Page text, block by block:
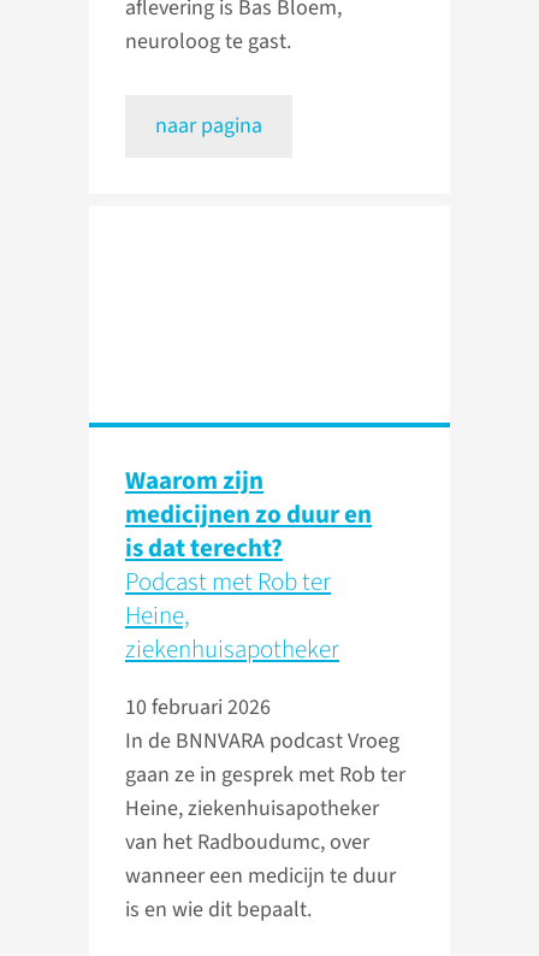
aflevering is Bas Bloem,
neuroloog te gast.
naar pagina
Waarom zijn
medicijnen zo duur en
is dat terecht?
Podcast met Rob ter
Heine,
ziekenhuisapotheker
10 februari 2026
In de BNNVARA podcast Vroeg
gaan ze in gesprek met Rob ter
Heine, ziekenhuisapotheker
van het Radboudumc, over
wanneer een medicijn te duur
is en wie dit bepaalt.